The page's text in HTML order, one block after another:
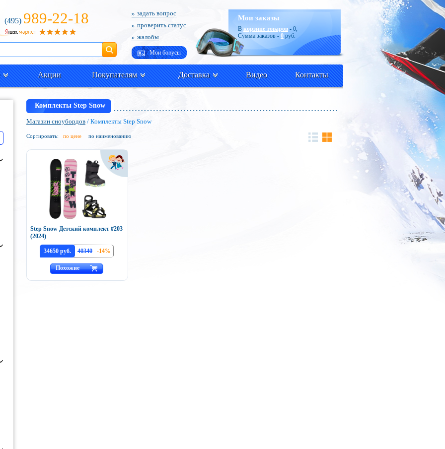
(495) 989-22-18 Мои заказы
В корзине товаров - 0,
Сумма заказов - 0 руб.
задать вопрос
проверить статус
жалобы
Мои бонусы
Поиск
Акции Покупателям Доставка Видео Контакты
Комплекты Step Snow
Магазин сноубордов / Комплекты Step Snow
Сортировать: по цене по наименованию
Step Snow Детский комплект #203
(2024)
34650 руб. 40340 -14%
Похожие